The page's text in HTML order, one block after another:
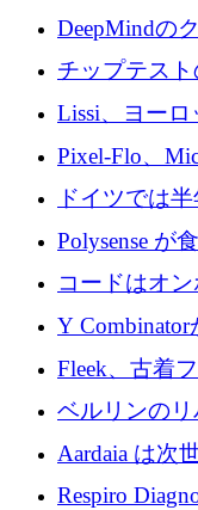
がプレシー
DeepMindの
立したAIラ
1,300万ドル
チップテス
を調達
Lissi、ヨー
ンティティの
ロを調達
Pixel-Flo、
ンドで525万
ドイツでは
社という記録
ンブルク
Polysense が
張するために
コードはオ
ス、支払いを
Y
ップFintoが
ーではなく
Fleek、古着
万ドルを確保
ベルリンの
維仕分け規
Aardaia は次
寄付
Respiro